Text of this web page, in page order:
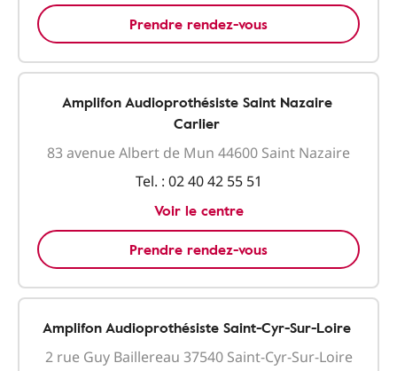
Prendre rendez-vous
Amplifon Audioprothésiste Saint Nazaire
Carlier
83 avenue Albert de Mun 44600 Saint Nazaire
Tel. : 02 40 42 55 51
Voir le centre
Prendre rendez-vous
Amplifon Audioprothésiste Saint-Cyr-Sur-Loire
2 rue Guy Baillereau 37540 Saint-Cyr-Sur-Loire